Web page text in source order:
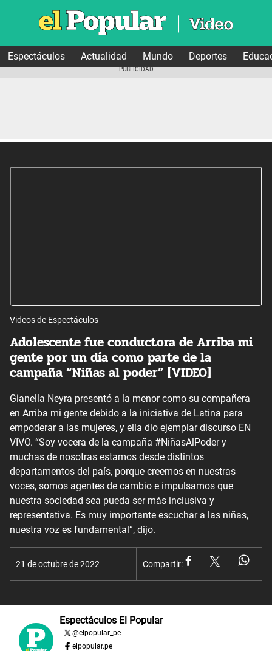
Espectáculos Actualidad Mundo Deportes
Videos de Espectáculos
Adolescente fue conductora de Arriba mi
gente por un día como parte de la
campaña “Niñas al poder” [VIDEO]
Gianella Neyra presentó a la menor como su compañera
en Arriba mi gente debido a la iniciativa de Latina para
empoderar a las mujeres, y ella dio ejemplar discurso EN
VIVO. “Soy vocera de la campaña #NiñasAlPoder y
muchas de nosotras estamos desde distintos
departamentos del país, porque creemos en nuestras
voces, somos agentes de cambio e impulsamos que
nuestra sociedad sea pueda ser más inclusiva y
representativa. Es muy importante escuchar a las niñas,
nuestra voz es fundamental”, dijo.
21 de octubre de 2022 Compartir:
Espectáculos El Popular
@elpopular_pe
elpopular.pe